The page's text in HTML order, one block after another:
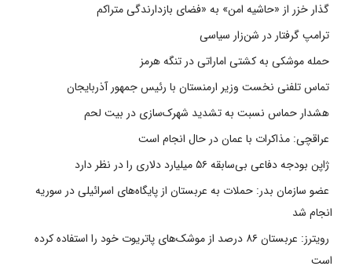
گذار خزر از «حاشیه امن» به «فضای بازدارندگی متراکم
ترامپ گرفتار در شن‌زار سیاسی
حمله موشکی به کشتی اماراتی در تنگه هرمز
تماس تلفنی نخست وزیر ارمنستان با رئیس جمهور آذربایجان
هشدار حماس نسبت به تشدید شهرک‌سازی در بیت‌ لحم
عراقچی: مذاکرات با عمان در حال انجام است
ژاپن بودجه دفاعی بی‌سابقه ۵۶ میلیارد دلاری را در نظر دارد
عضو سازمان بدر: حملات به عربستان از پایگاه‌های اسرائیلی در سوریه
انجام شد
رویترز: عربستان ۸۶ درصد از موشک‌های پاتریوت خود را استفاده کرده
است